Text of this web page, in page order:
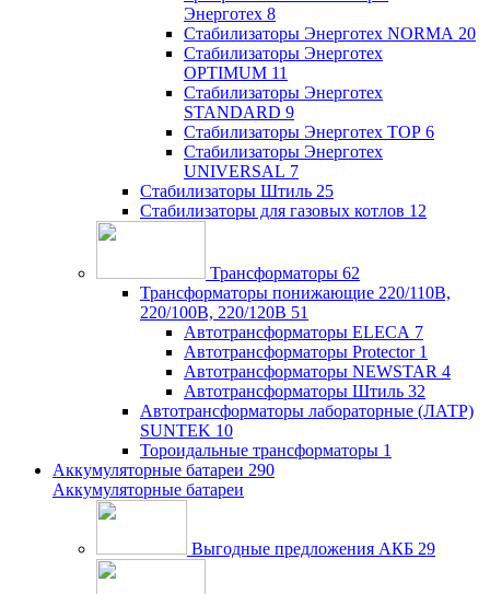
Энерготех 8
Стабилизаторы Энерготех NORMA 20
Стабилизаторы Энерготех
OPTIMUM 11
Стабилизаторы Энерготех
STANDARD 9
Стабилизаторы Энерготех TOP 6
Стабилизаторы Энерготех
UNIVERSAL 7
Стабилизаторы Штиль 25
Стабилизаторы для газовых котлов 12
Трансформаторы 62
Трансформаторы понижающие 220/110В,
220/100В, 220/120В 51
Автотрансформаторы ELECA 7
Автотрансформаторы Protector 1
Автотрансформаторы NEWSTAR 4
Автотрансформаторы Штиль 32
Автотрансформаторы лабораторные (ЛАТР)
SUNTEK 10
Тороидальные трансформаторы 1
Аккумуляторные батареи 290
Аккумуляторные батареи
Выгодные предложения АКБ 29